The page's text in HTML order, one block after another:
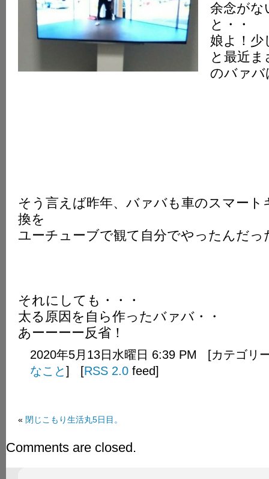
余念がな
と・・
娘よ！少
と最近
のバァバ
そう言えば昨年、バァバも車のスマート
換を
ユーチューブで観て自分でやったんだっ
それにしても・・・
太る原因を自ら作ったバァバ・・
あーーーー反省！
2020年5月13日水曜日 6:39 PM [カテゴリ
なこと] [RSS 2.0 feed]
« 閉じこもり生活丸5日目。
Comments are closed.